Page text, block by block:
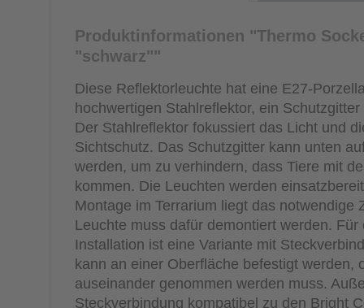
Produktinformationen "Thermo
"schwarz""
Diese Reflektorleuchte hat eine E27-
hochwertigen Stahlreflektor, ein
Der Stahlreflektor fokussiert das Licht und
Sichtschutz. Das Schutzgitter kann unten
werden, um zu verhindern, dass Tiere mit
kommen. Die Leuchten werden
Montage im Terrarium liegt das notwendige
Leuchte muss dafür demontiert werden. Für
Installation ist eine Variante mit
kann an einer Oberfläche befestigt werden,
auseinander genommen werden muss.
Steckverbindung kompatibel zu den Bright